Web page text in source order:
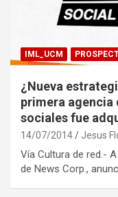
IML_UCM
¿Nueva
primera agencia
sociales fue
14/07/2014 Jesus
Vía Cultura de red.-
de News Corp.,